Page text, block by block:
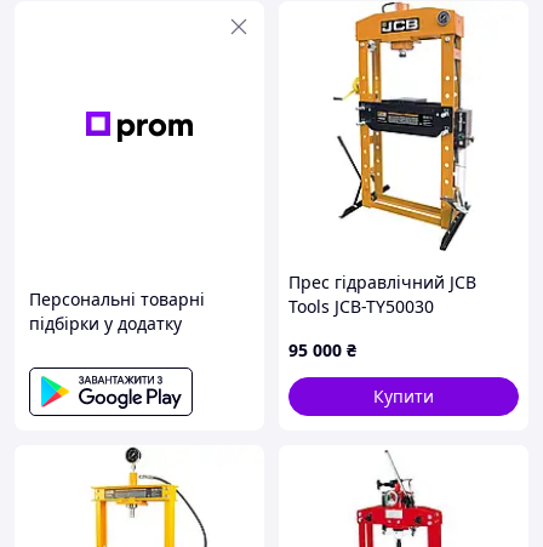
Персональні товарні
підбірки у додатку
Прес гідравлічний JCB
Tools JCB-TY50030
95 000 ₴
Купити